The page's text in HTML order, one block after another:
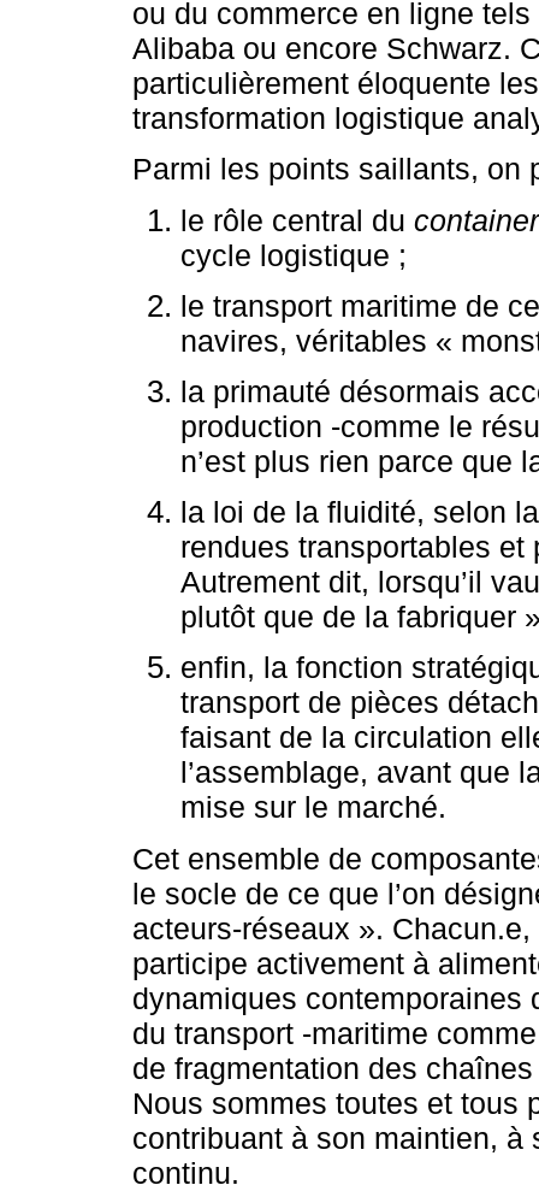
ou du commerce en ligne
Alibaba ou encore Schwarz.
particulièrement éloquente
transformation logistique
Parmi les points saillants, on
le rôle central du container
cycle logistique ;
le transport maritime de
navires, véritables «
la primauté désormais
production -comme le
n’est plus rien parce que
la loi de la fluidité, selon
rendues transportables
Autrement dit, lorsqu’il
plutôt que de la fabriquer
enfin, la fonction
transport de pièces
faisant de la circulation
l’assemblage, avant que
mise sur le marché.
Cet ensemble de
le socle de ce que l’on
acteurs-réseaux ».
participe activement à
dynamiques contemporaines
du transport -maritime
de fragmentation des
Nous sommes toutes et tous
contribuant à son maintien, à
continu.